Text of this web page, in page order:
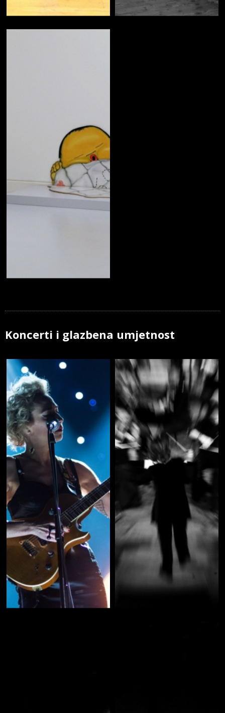
Koncerti i glazbena umjetnost